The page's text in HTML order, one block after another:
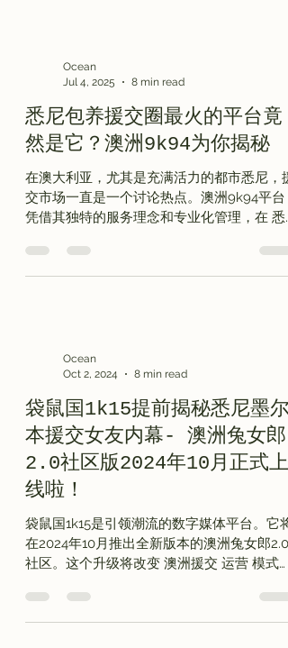
Ocean
Jul 4, 2025
8 min read
悉尼包养援交圈最火的平台竟
然是它？澳洲9k94为你揭秘
在澳大利亚，尤其是充满活力的都市悉尼，援
交市场一直是一个讨论热点。澳洲9k94平台
凭借其独特的服务理念和专业化管理，在 悉
对澳大利亚性工作者的态度日益开放，9k94
平台迅速崛起。它成为了众多寻求悉尼陪游服
Ocean
Oct 2, 2024
8 min read
袋鼠国1k15提前揭秘悉尼墨尔
本援交女友内幕- 澳洲兔女郎
2.0社区版2024年10月正式上
线啦！
袋鼠国1k15是引领潮流的数字媒体平台。它将
在2024年10月推出全新版本的澳洲兔女郎2.0
社区。这个升级将改变 澳洲援交 运营 模式，
服务的真实情况很少见。 澳洲兔女郎 社区版
的发布将填补这个空白。我们将深入探讨 悉